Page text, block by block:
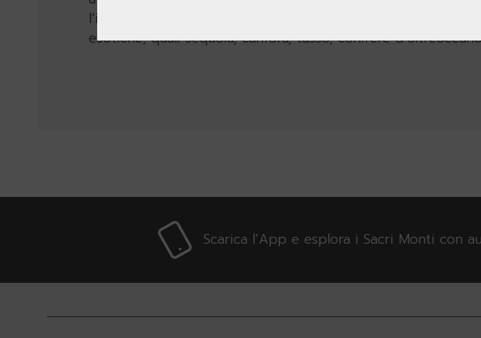
l’impostazione rigidamente simmetrica dei giardini
esotiche, quali sequoia, canfora, tasso, conifere
Scarica l’App e esplora i Sacri Monti con